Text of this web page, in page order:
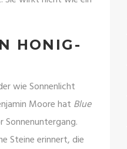
HONIG-
wie Sonnenlicht
Moore hat Blue
Steine erinnert, die